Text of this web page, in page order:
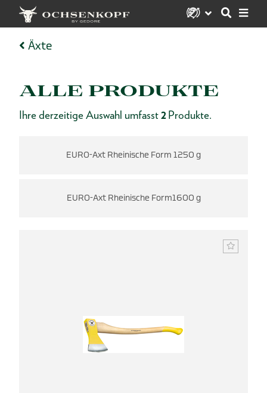
Äxte
ALLE PRODUKTE
Ihre derzeitige Auswahl umfasst2Produkte.
EURO-Axt Rheinische Form 1250 g
EURO-Axt Rheinische Form1600 g